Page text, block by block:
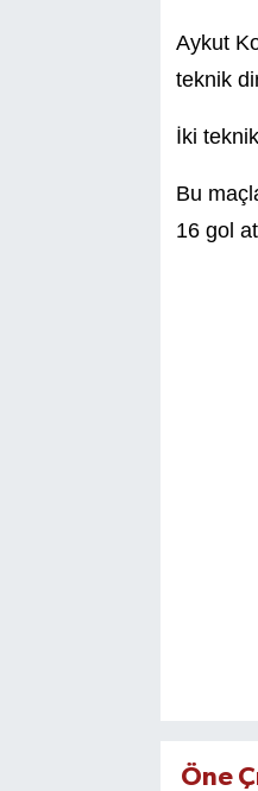
Aykut
teknik
İki
Bu
16 gol
Öne